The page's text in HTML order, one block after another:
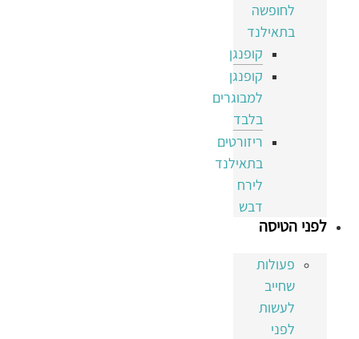
לחופשה
בתאילנד
קופנגן
קופנגן
למבוגרים
בלבד
ריזורטים
בתאילנד
לירח
דבש
לפני הטיסה
פעולות
שחייב
לעשות
לפני